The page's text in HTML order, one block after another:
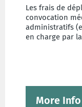
Les frais de
convocation
administratifs
en charge par la
More Info